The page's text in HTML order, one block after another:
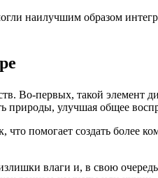
наилучшим образом
Во-первых, такой элемент
природы, улучшая общее
помогает создать более
влаги и, в свою очередь,